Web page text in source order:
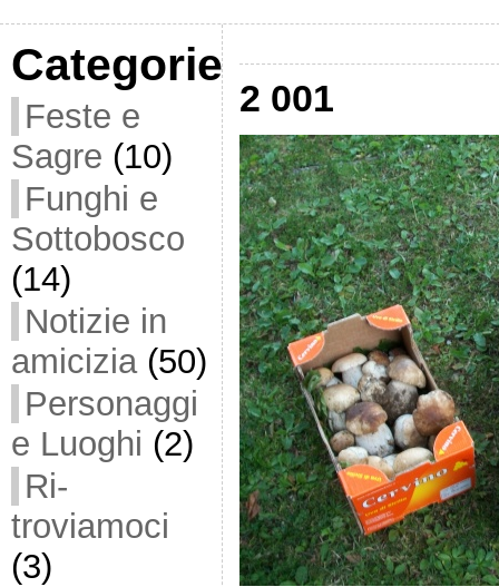
Categorie
Feste e
Sagre (10)
Funghi e
Sottobosco
(14)
Notizie in
amicizia(50)
Personaggi
e Luoghi (2)
Ri-
troviamoci
(3)
2 001